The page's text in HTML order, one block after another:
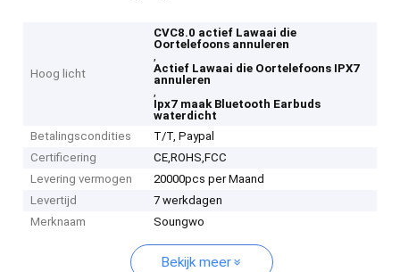
Hoog licht
CVC8.0 actief Lawaai die
Oortelefoons annuleren
,
Actief Lawaai die Oortelefoons IPX7
annuleren
,
Ipx7 maak Bluetooth Earbuds
waterdicht
Betalingscondities
T/T, Paypal
Certificering
CE,ROHS,FCC
Levering vermogen
20000pcs per Maand
Levertijd
7 werkdagen
Merknaam
Soungwo
Bekijk meer